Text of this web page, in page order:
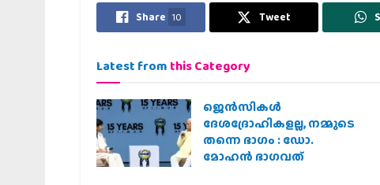
Share 10 Tweet
Latest from this Category
ജെന്‍സികള്‍
ദേശദ്രോഹികളല്ല, നമ്മുടെ
തന്നെ ഭാഗം : ഡോ.
മോഹന്‍ ഭാഗവത്